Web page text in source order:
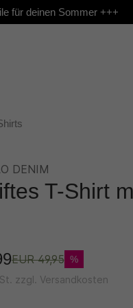
für deinen Sommer +++
DENIM
T-Shirt
EUR 49,95 %
zzgl. Versandkosten